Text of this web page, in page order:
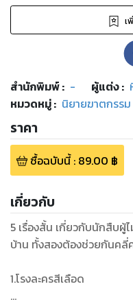
เ
สำนักพิมพ์: - ผู้แต่ง :
หมวดหมู่: นิยายฆาตกรร
ราคา
ซื้อฉบับนี้: 89.00 ฿
เกี่ยวกับ
5 เรื่องสั้น เกี่ยวกับนักสืบผู้
บ้าน ทั้งสองต้องช่วยกันคลี่
1.โรงละครสีเลือด